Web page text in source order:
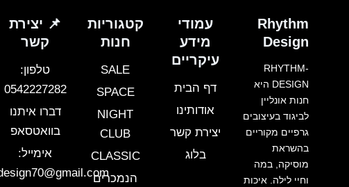
Rhythm
Design
RHYTHM-
DESIGN היא
חנות אונליין
לביגוד בעיצובים
גרפיים מקוריים
בהשראת
מוסיקה, במה
וחיי לילה. איכות
עמודי
מידע
עיקריים
דף הבית
אודותינו
יצירת קשר
בלוג
קטגוריות
חנות
SALE
SPACE
NIGHT
CLUB
CLASSIC
הנמכרים
📌 יצירת
קשר
טלפון:
0542227282
דברו איתנו
בוואטסאפ
אימייל: